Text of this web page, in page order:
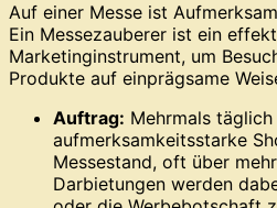
Auf einer Messe ist
Ein Messezauberer ist ein
Marketinginstrument, um
Produkte auf einprägsame
Auftrag: Mehrmals
aufmerksamkeitsstarke
Messestand, oft über
Darbietungen werden